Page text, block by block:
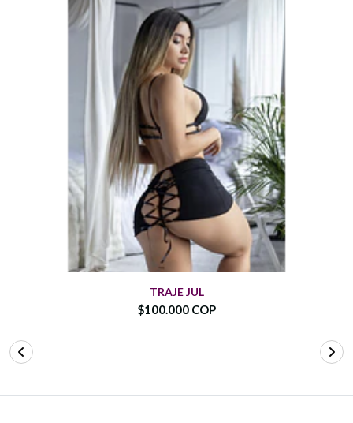
TRAJE JUL
$100.000 COP